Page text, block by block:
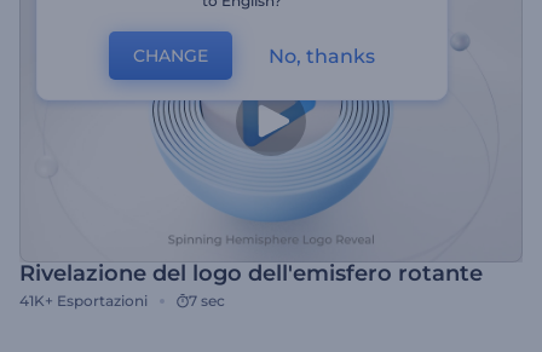
Rivelazione del logo dell'emisfero rotante
41K+ Esportazioni 7 sec
CHANGE No, thanks